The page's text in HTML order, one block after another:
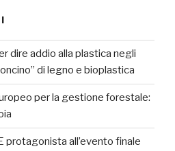
dire addio alla plastica negli
di legno e bioplastica
per la gestione forestale:
protagonista all’evento finale